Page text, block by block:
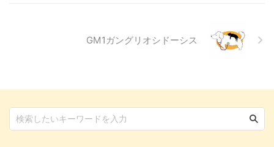
GM1ガングリオシドーシス